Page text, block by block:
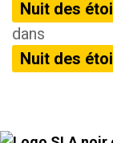
Nuit des
dans
Nuit des